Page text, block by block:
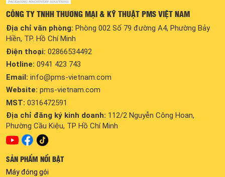
CÔNG TY TNHH THƯƠNG MẠI & KỸ THUẬT PMS VIỆT NAM
Địa chỉ văn phòng: Phòng 002 Số 79 đường A4, Phường Bảy
Hiền, TP. Hồ Chí Minh
Điện thoại: 02866534492
Hotline: 0941 423 743
Email: info@pms-vietnam.com
Website: pms-vietnam.com
MST: 0316472591
Địa chỉ đăng ký kinh doanh: 112/2 Nguyễn Công Hoan,
Phường Cầu Kiệu, TP Hồ Chí Minh
SẢN PHẨM NỔI BẬT
Máy đóng gói